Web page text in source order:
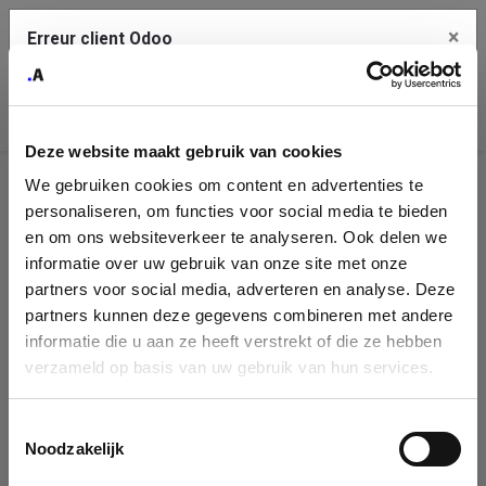
Deze website maakt gebruik van cookies
We gebruiken cookies om content en advertenties te
personaliseren, om functies voor social media te bieden
en om ons websiteverkeer te analyseren. Ook delen we
informatie over uw gebruik van onze site met onze
partners voor social media, adverteren en analyse. Deze
partners kunnen deze gegevens combineren met andere
informatie die u aan ze heeft verstrekt of die ze hebben
verzameld op basis van uw gebruik van hun services.
Noodzakelijk
Identification
de
l'entreprise
Please fill in your company details
form. If you don't find your company in our database, you can create
a new company record with the button below.
Erreur client Odoo ×
Une erreur s'est produite
Utilisez le bouton Copier pour reporter cette erreur à votre
service de support.
Voir les détails
Ok